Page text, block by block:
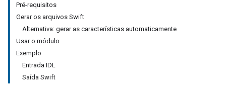
Pré-requisitos
Gerar os arquivos Swift
Alternativa: gerar as características automaticamente
Usar o módulo
Exemplo
Entrada IDL
Saída Swift